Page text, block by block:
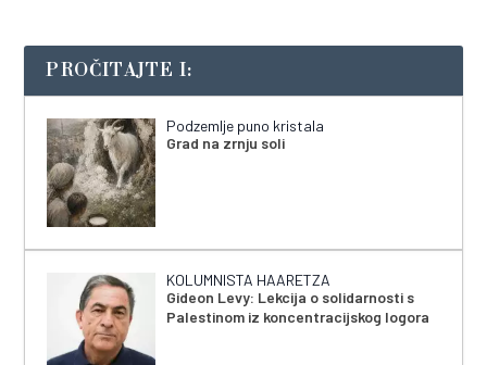
PROČITAJTE I:
Podzemlje puno kristala
Grad na zrnju soli
KOLUMNISTA HAARETZA
Gideon Levy: Lekcija o solidarnosti s
Palestinom iz koncentracijskog logora